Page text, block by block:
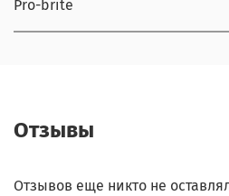
Pro-brite
Отзывы
Отзывов еще никто не